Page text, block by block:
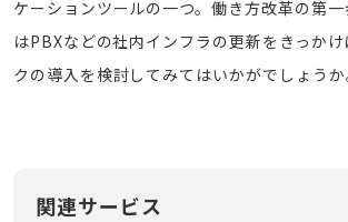
ケーションツールの一つ。働き方改革の第
はPBXなどの社内インフラの更新をきっか
クの導入を検討してみてはいかがでしょうか
関連サービス